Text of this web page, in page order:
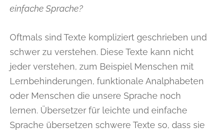
einfache Sprache?
Oftmals sind Texte kompliziert geschrieben und
schwer zu verstehen. Diese Texte kann nicht
jeder verstehen, zum Beispiel Menschen mit
Lernbehinderungen, funktionale Analphabeten
oder Menschen die unsere Sprache noch
lernen. Übersetzer für leichte und einfache
Sprache übersetzen schwere Texte so, dass sie